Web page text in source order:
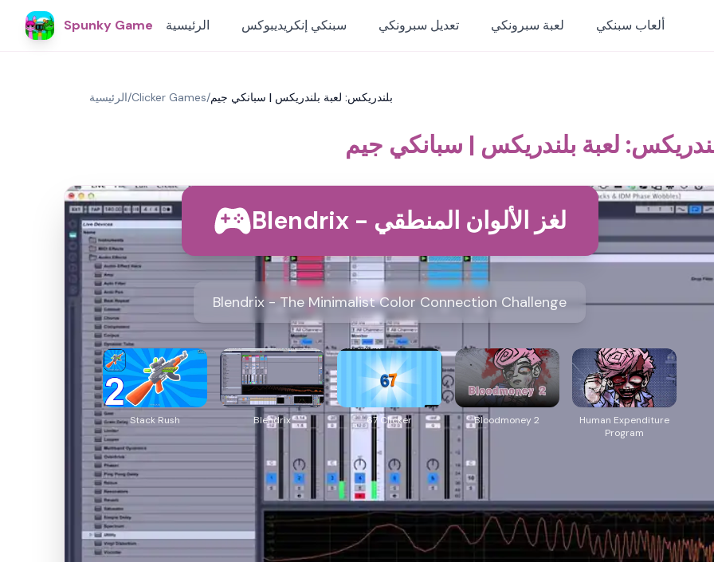
Spunky Game الرئيسية سبنكي إنكريديبوكس تعديل سبرونكي لعبة سبرونكي ألعاب سبنكي
الرئيسية/Clicker Games/بلندريكس: لعبة بلندريكس | سبانكي جيم
لعبة بلندريكس | سبانكي جيم
Blendrix - لغز الألوان المنطقي
Blendrix - The Minimalist Color Connection Challenge
Stack Rush Blendrix 67 Clicker Bloodmoney 2
Human Expenditure
Program